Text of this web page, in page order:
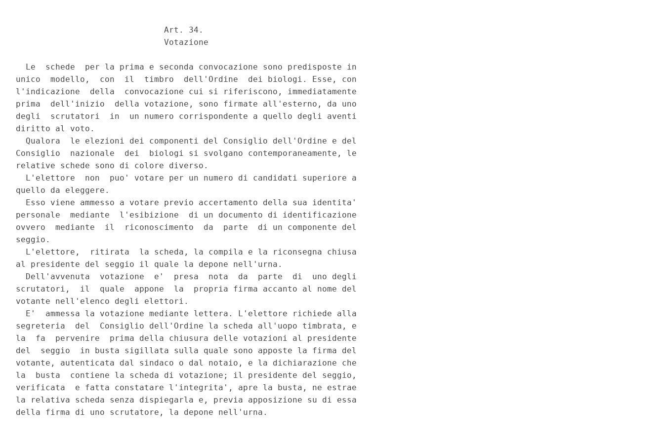
                              Art. 34.
                              Votazione
  Le  schede  per la prima e seconda convocazione sono predisposte in
unico  modello,  con  il  timbro  dell'Ordine  dei biologi. Esse, con
l'indicazione  della  convocazione cui si riferiscono, immediatamente
prima  dell'inizio  della votazione, sono firmate all'esterno, da uno
degli  scrutatori  in  un numero corrispondente a quello degli aventi
diritto al voto.
  Qualora  le elezioni dei componenti del Consiglio dell'Ordine e del
Consiglio  nazionale  dei  biologi si svolgano contemporaneamente, le
relative schede sono di colore diverso.
  L'elettore  non  puo' votare per un numero di candidati superiore a
quello da eleggere.
  Esso viene ammesso a votare previo accertamento della sua identita'
personale  mediante  l'esibizione  di un documento di identificazione
ovvero  mediante  il  riconoscimento  da  parte  di un componente del
seggio.
  L'elettore,  ritirata  la scheda, la compila e la riconsegna chiusa
al presidente del seggio il quale la depone nell'urna.
  Dell'avvenuta  votazione  e'  presa  nota  da  parte  di  uno degli
scrutatori,  il  quale  appone  la  propria firma accanto al nome del
votante nell'elenco degli elettori.
  E'  ammessa la votazione mediante lettera. L'elettore richiede alla
segreteria  del  Consiglio dell'Ordine la scheda all'uopo timbrata, e
la  fa  pervenire  prima della chiusura delle votazioni al presidente
del  seggio  in busta sigillata sulla quale sono apposte la firma del
votante, autenticata dal sindaco o dal notaio, e la dichiarazione che
la  busta  contiene la scheda di votazione; il presidente del seggio,
verificata  e fatta constatare l'integrita', apre la busta, ne estrae
la relativa scheda senza dispiegarla e, previa apposizione su di essa